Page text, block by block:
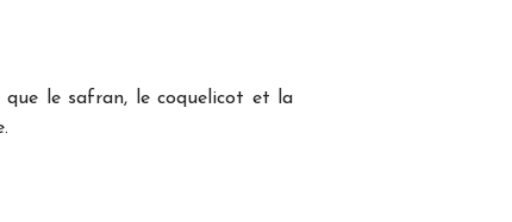
le safran, le coquelicot et la